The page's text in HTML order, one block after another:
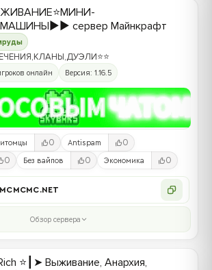
сервер Майнкрафт
онлайн Версия: 1.16.5
0 Antispam 0
0 Без вайпов 0 Экономика 0
Обзор сервера
⭐┃➤ Выживание, Анархия,